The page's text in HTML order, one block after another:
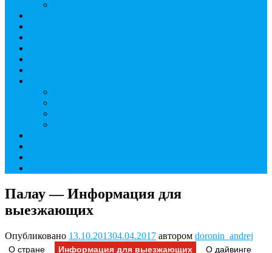
Палау — Информация для
выезжающих
Опубликовано 13.10.201304.04.2017 автором doronin_andrej
О стране Информация для выезжающих О дайвинге